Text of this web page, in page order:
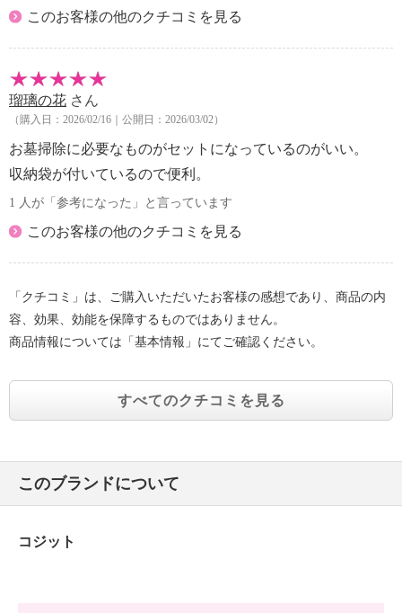
このお客様の他のクチコミを見る
瑠璃の花 さん
（購入日：2026/02/16｜公開日：2026/03/02）
お墓掃除に必要なものがセットになっているのがいい。
収納袋が付いているので便利。
1 人が「参考になった」と言っています
このお客様の他のクチコミを見る
「クチコミ」は、ご購入いただいたお客様の感想であり、商品の内
容、効果、効能を保障するものではありません。
商品情報については「基本情報」にてご確認ください。
すべてのクチコミを見る
このブランドについて
コジット